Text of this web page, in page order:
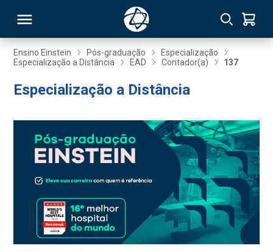
Ensino Einstein Pós-graduação
Especialização
Especialização a Distância
EAD Contador(a) 137
Especialização a Distância